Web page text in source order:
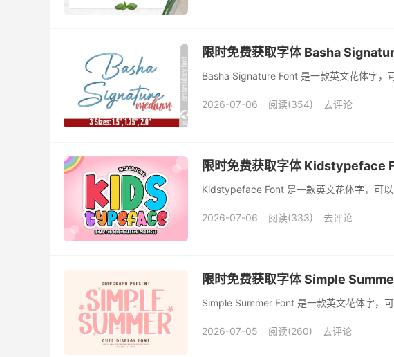
限时免费获取字体 Basha
Basha Signature Font 是一款英文花体字，
2026-07-06 阅读(354) 去评论
限时免费获取字体 Kidstypeface
Kidstypeface Font 是一款英文花体字，可以
2026-07-06 阅读(333) 去评论
限时免费获取字体 Simple
Simple Summer Font 是一款英文花体字，
2026-07-05 阅读(260) 去评论